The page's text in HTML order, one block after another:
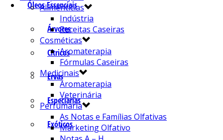
Óleos Essenciais
Árvores
Cítricos
Ervas
Especiarias
Exóticos
Alimentícias
Indústria
Receitas Caseiras
Cosméticas
Aromaterapia
Fórmulas Caseiras
Medicinais
Aromaterapia
Veterinária
Perfumaria
As Notas e Famílias Olfativas
Marketing Olfativo